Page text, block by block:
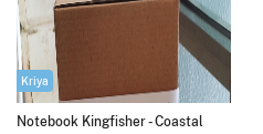
Kriya
Notebook Kingfisher - Coastal